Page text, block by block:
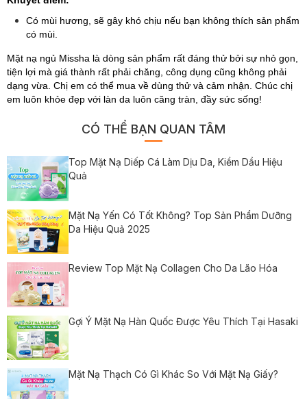
Có mùi hương, sẽ gây khó chịu nếu bạn không thích sản phẩm
có mùi.
Mặt nạ ngủ Missha là dòng sản phẩm rất đáng thử bởi sự nhỏ gọn,
tiện lợi mà giá thành rất phải chăng, công dụng cũng không phải
dạng vừa. Chị em có thể mua về dùng thử và cảm nhận. Chúc chị
em luôn khỏe đẹp với làn da luôn căng tràn, đầy sức sống!
CÓ THỂ BẠN QUAN TÂM
Top Mặt Nạ Diếp Cá Làm Dịu Da, Kiềm Dầu Hiệu
Quả
Mặt Nạ Yến Có Tốt Không? Top Sản Phẩm Dưỡng
Da Hiệu Quả 2025
Review Top Mặt Nạ Collagen Cho Da Lão Hóa
Gợi Ý Mặt Nạ Hàn Quốc Được Yêu Thích Tại Hasaki
Mặt Nạ Thạch Có Gì Khác So Với Mặt Nạ Giấy?